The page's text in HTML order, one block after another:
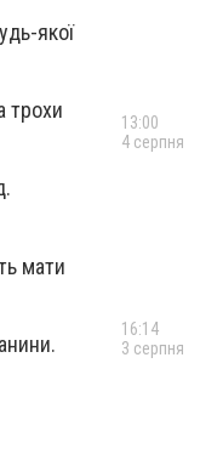
якої
трохи
мати
13:00
4 серпня
16:14
3 серпня